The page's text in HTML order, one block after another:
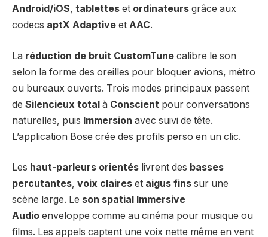
Android/iOS, tablettes et ordinateurs grâce aux
codecs aptX Adaptive et AAC.
La réduction de bruit CustomTune calibre le son
selon la forme des oreilles pour bloquer avions, métro
ou bureaux ouverts. Trois modes principaux passent
de Silencieux total à Conscient pour conversations
naturelles, puis Immersion avec suivi de tête.
L’application Bose crée des profils perso en un clic.
Les haut-parleurs orientés livrent des basses
percutantes, voix claires et aigus fins sur une
scène large. Le son spatial Immersive
Audio enveloppe comme au cinéma pour musique ou
films. Les appels captent une voix nette même en vent